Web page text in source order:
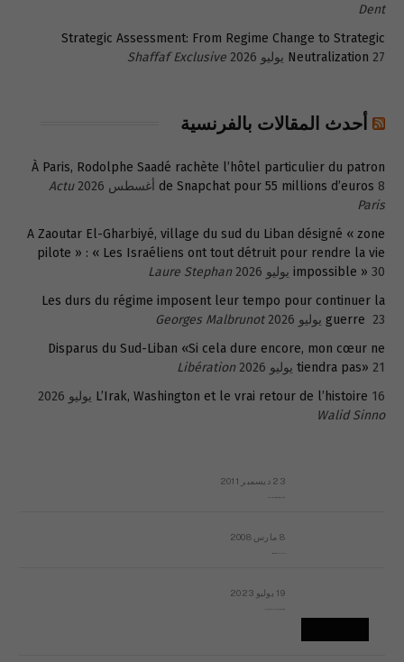
Dent
Strategic Assessment: From Regime Change to Strategic
Neutralization 27 يوليو 2026 Shaffaf Exclusive
أحدث المقالات بالفرنسية
À Paris, Rodolphe Saadé rachète l’hôtel particulier du patron
de Snapchat pour 55 millions d’euros 8 أغسطس 2026
Actu
Paris
A Zaoutar El-Gharbiyé, village du sud du Liban désigné « zone
pilote » : « Les Israéliens ont tout détruit pour rendre la vie
impossible » 30 يوليو 2026
Laure Stephan
Les durs du régime imposent leur tempo pour continuer la
guerre 23 يوليو 2026
Georges Malbrunot
Disparus du Sud-Liban «Si cela dure encore, mon cœur ne
tiendra pas» 21 يوليو 2026
Libération
L’Irak, Washington et le vrai retour de l’histoire 16 يوليو 2026
Walid Sinno
23 ديسمبر 2011
8 مارس 2008
19 يوليو 2023